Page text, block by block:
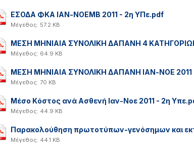
ΕΣΟΔΑ ΦΚΑ ΙΑΝ-NOEMB 2011 - 2η ΥΠε.pdf
Μέγεθος: 57.2 KB
ΜΕΣΗ ΜΗΝΙΑΙΑ ΣΥΝΟΛΙΚΗ ΔΑΠΑΝΗ 4
Μέγεθος: 64.9 KB
ΜΕΣΗ ΜΗΝΙΑΙΑ ΣΥΝΟΛΙΚΗ ΔΑΠΑΝΗ ΙΑΝ-ΝΟΕ 2011
Μέγεθος: 70 KB
Μέσο Kόστος ανά Ασθενή Ιαν-Νοε 2011 - 2η
Μέγεθος: 44.9 KB
Παρακολούθηση πρωτοτύπων-γενόσημων και
Μέγεθος: 44.1 KB